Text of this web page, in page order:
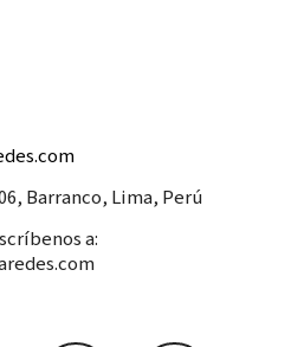
Barranco, Lima, Perú
a: